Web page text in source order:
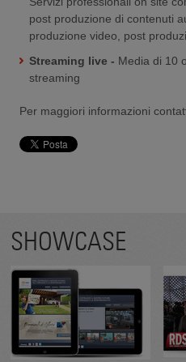
post produzione di contenuti
produzione video, post
Streaming live - Media di 10
streaming
Per maggiori informazioni
SHOWCASE